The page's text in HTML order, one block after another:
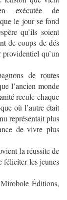
exécutée de
le jour se fond
qu’ils soient
de coups de dés
qu’un
de routes
l’ancien monde
recule chaque
où l’autre était
représentait plus
de vivre plus
la réussite de
féliciter les jeunes
Éditions,